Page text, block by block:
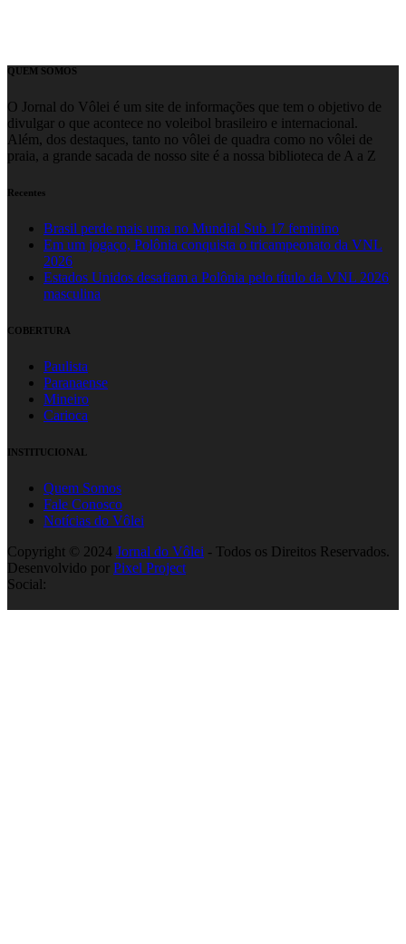
QUEM SOMOS
O Jornal do Vôlei é um site de informações que tem o objetivo de
divulgar o que acontece no voleibol brasileiro e internacional.
Além, dos destaques, tanto no vôlei de quadra como no vôlei de
praia, a grande sacada de nosso site é a nossa biblioteca de A a Z
Recentes
Brasil perde mais uma no Mundial Sub 17 feminino
Em um jogaço, Polônia conquista o tricampeonato da VNL
2026
Estados Unidos desafiam a Polônia pelo título da VNL 2026
masculina
COBERTURA
Paulista
Paranaense
Mineiro
Carioca
INSTITUCIONAL
Quem Somos
Fale Conosco
Notícias do Vôlei
Copyright © 2024 Jornal do Vôlei - Todos os Direitos Reservados.
Desenvolvido por Pixel Project
Social: